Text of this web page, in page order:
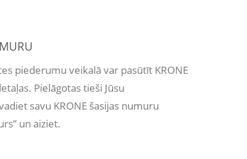
piederumu veikalā var pasūtīt KRONE
Pielāgotas tieši Jūsu
savu KRONE šasijas numuru
un aiziet.